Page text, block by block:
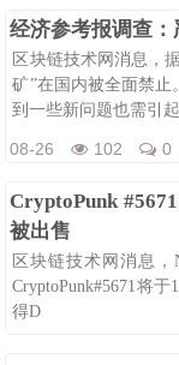
经济参考报调查
区块链技术网消息，
矿”在国内被全面禁
到一些新问题也需引
08-26 102 0
CryptoPunk
被出售
区块链技术网消息，
CryptoPunk#5671将
得D